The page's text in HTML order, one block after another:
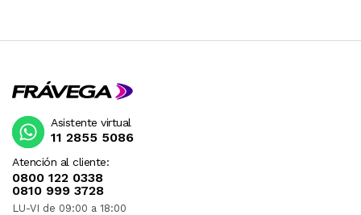
Atención al cliente:
0800 122 0338
0810 999 3728
LU-VI de 09:00 a 18:00
Asistente virtual
11 2855 5086